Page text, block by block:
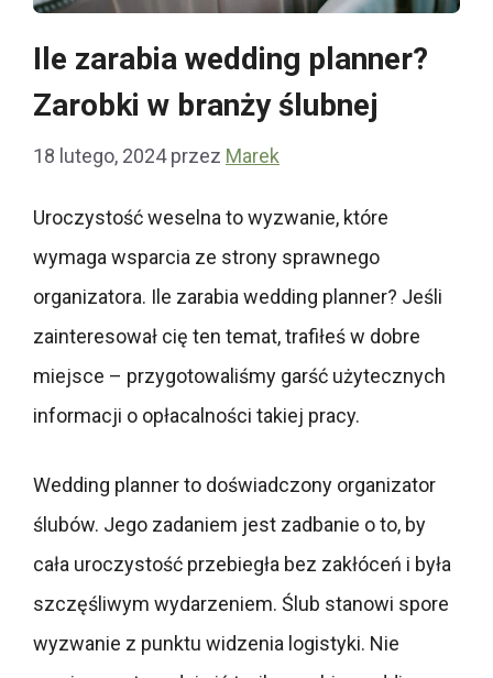
Ile zarabia wedding planner?
Zarobki w branży ślubnej
18 lutego, 2024 przez Marek
Uroczystość weselna to wyzwanie, które
wymaga wsparcia ze strony sprawnego
organizatora. Ile zarabia wedding planner? Jeśli
zainteresował cię ten temat, trafiłeś w dobre
miejsce – przygotowaliśmy garść użytecznych
informacji o opłacalności takiej pracy.
Wedding planner to doświadczony organizator
ślubów. Jego zadaniem jest zadbanie o to, by
cała uroczystość przebiegła bez zakłóceń i była
szczęśliwym wydarzeniem. Ślub stanowi spore
wyzwanie z punktu widzenia logistyki. Nie